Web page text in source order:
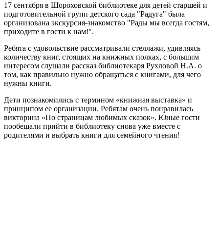
17 сентября в Шороховской библиотеке для детей старшей и
подготовительной групп детского сада "Радуга" была
организована экскурсия-знакомство "Рады мы всегда гостям,
приходите в гости к нам!".
Ребята с удовольствие рассматривали стеллажи, удивляясь
количеству книг, стоящих на книжных полках, с большим
интересом слушали рассказ библиотекаря Рухловой Н.А. о
том, как правильно нужно обращаться с книгами, для чего
нужны книги.
Дети познакомились с термином «книжная выставка» и
принципом ее организации. Ребятам очень понравилась
викторина «По страницам любимых сказок». Юные гости
пообещали прийти в библиотеку снова уже вместе с
родителями и выбрать книги для семейного чтения!